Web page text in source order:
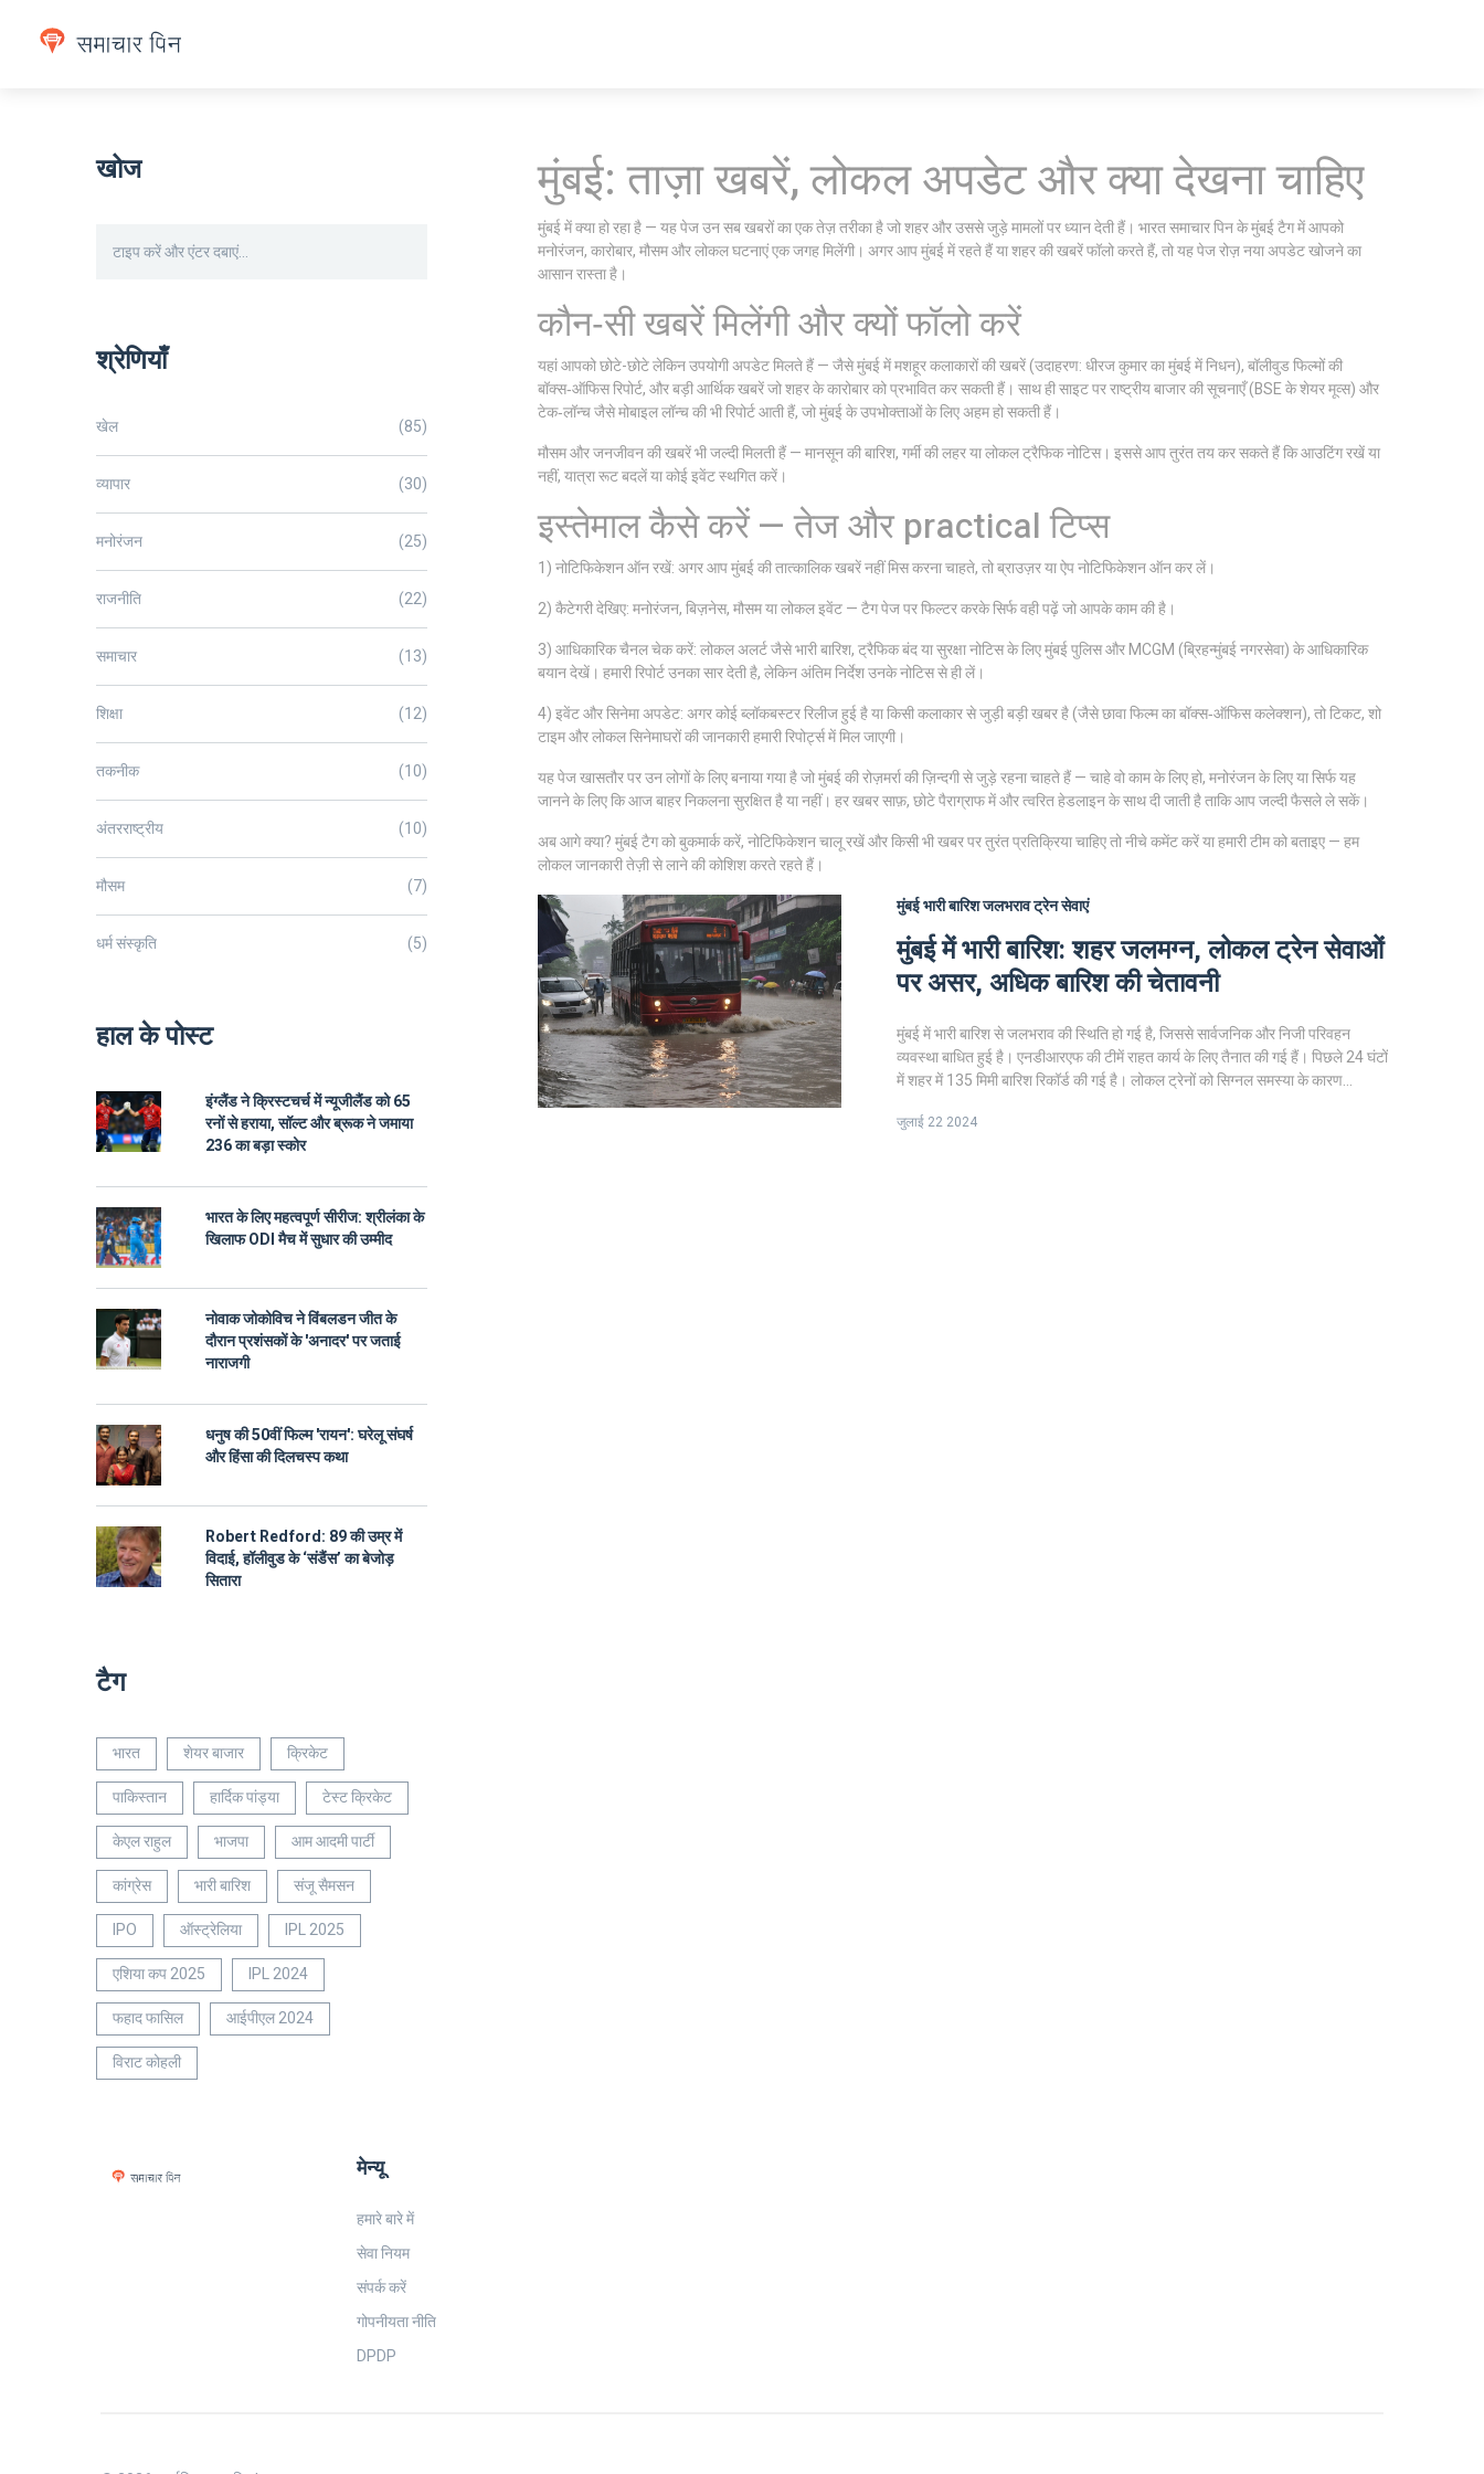
मुंबई: ताज़ा खबरें, लोकल अपडेट और क्या देखना चाहिए
मुंबई में क्या हो रहा है — यह पेज उन सब खबरों का एक तेज़ तरीका है जो शहर और उससे जुड़े मामलों पर ध्यान देती हैं। भारत समाचार पिन के मुंबई टैग में आपको
मनोरंजन, कारोबार, मौसम और लोकल घटनाएं एक जगह मिलेंगी। अगर आप मुंबई में रहते हैं या शहर की खबरें फॉलो करते हैं, तो यह पेज रोज़ नया अपडेट खोजने का
आसान रास्ता है।
कौन‑सी खबरें मिलेंगी और क्यों फॉलो करें
यहां आपको छोटे-छोटे लेकिन उपयोगी अपडेट मिलते हैं — जैसे मुंबई में मशहूर कलाकारों की खबरें (उदाहरण: धीरज कुमार का मुंबई में निधन), बॉलीवुड फिल्मों की
बॉक्स‑ऑफिस रिपोर्ट, और बड़ी आर्थिक खबरें जो शहर के कारोबार को प्रभावित कर सकती हैं। साथ ही साइट पर राष्ट्रीय बाजार की सूचनाएँ (BSE के शेयर मूव्स) और
टेक‑लॉन्च जैसे मोबाइल लॉन्च की भी रिपोर्ट आती हैं, जो मुंबई के उपभोक्ताओं के लिए अहम हो सकती हैं।
मौसम और जनजीवन की खबरें भी जल्दी मिलती हैं — मानसून की बारिश, गर्मी की लहर या लोकल ट्रैफिक नोटिस। इससे आप तुरंत तय कर सकते हैं कि आउटिंग रखें या
नहीं, यात्रा रूट बदलें या कोई इवेंट स्थगित करें।
इस्तेमाल कैसे करें — तेज और practical टिप्स
1) नोटिफिकेशन ऑन रखें: अगर आप मुंबई की तात्कालिक खबरें नहीं मिस करना चाहते, तो ब्राउज़र या ऐप नोटिफिकेशन ऑन कर लें।
2) कैटेगरी देखिए: मनोरंजन, बिज़नेस, मौसम या लोकल इवेंट — टैग पेज पर फिल्टर करके सिर्फ वही पढ़ें जो आपके काम की है।
3) आधिकारिक चैनल चेक करें: लोकल अलर्ट जैसे भारी बारिश, ट्रैफिक बंद या सुरक्षा नोटिस के लिए मुंबई पुलिस और MCGM (ब्रिहन्मुंबई नगरसेवा) के आधिकारिक
बयान देखें। हमारी रिपोर्ट उनका सार देती है, लेकिन अंतिम निर्देश उनके नोटिस से ही लें।
4) इवेंट और सिनेमा अपडेट: अगर कोई ब्लॉकबस्टर रिलीज हुई है या किसी कलाकार से जुड़ी बड़ी खबर है (जैसे छावा फिल्म का बॉक्स‑ऑफिस कलेक्शन), तो टिकट, शो
टाइम और लोकल सिनेमाघरों की जानकारी हमारी रिपोर्ट्स में मिल जाएगी।
यह पेज खासतौर पर उन लोगों के लिए बनाया गया है जो मुंबई की रोज़मर्रा की ज़िन्दगी से जुड़े रहना चाहते हैं — चाहे वो काम के लिए हो, मनोरंजन के लिए या सिर्फ यह
जानने के लिए कि आज बाहर निकलना सुरक्षित है या नहीं। हर खबर साफ़, छोटे पैराग्राफ में और त्वरित हेडलाइन के साथ दी जाती है ताकि आप जल्दी फैसले ले सकें।
अब आगे क्या? मुंबई टैग को बुकमार्क करें, नोटिफिकेशन चालू रखें और किसी भी खबर पर तुरंत प्रतिक्रिया चाहिए तो नीचे कमेंट करें या हमारी टीम को बताइए — हम
लोकल जानकारी तेज़ी से लाने की कोशिश करते रहते हैं।
मुंबईभारी बारिशजलभरावट्रेन सेवाएं
मुंबई में भारी बारिश: शहर जलमग्न, लोकल ट्रेन सेवाओं
पर असर, अधिक बारिश की चेतावनी
मुंबई में भारी बारिश से जलभराव की स्थिति हो गई है, जिससे सार्वजनिक और निजी परिवहन
व्यवस्था बाधित हुई है। एनडीआरएफ की टीमें राहत कार्य के लिए तैनात की गई हैं। पिछले 24 घंटों
में शहर में 135 मिमी बारिश रिकॉर्ड की गई है। लोकल ट्रेनों को सिग्नल समस्या के कारण
जुलाई 22 2024
खोज
श्रेणियाँ
खेल (85)
व्यापार (30)
मनोरंजन (25)
राजनीति (22)
समाचार (13)
शिक्षा (12)
तकनीक (10)
अंतरराष्ट्रीय (10)
मौसम (7)
धर्म संस्कृति (5)
हाल के पोस्ट
इंग्लैंड ने क्रिस्टचर्च में न्यूजीलैंड को 65
रनों से हराया, सॉल्ट और ब्रूक ने जमाया
236 का बड़ा स्कोर
भारत के लिए महत्वपूर्ण सीरीज: श्रीलंका के
खिलाफ ODI मैच में सुधार की उम्मीद
नोवाक जोकोविच ने विंबलडन जीत के
दौरान प्रशंसकों के 'अनादर' पर जताई
नाराजगी
धनुष की 50वीं फिल्म 'रायन': घरेलू संघर्ष
और हिंसा की दिलचस्प कथा
Robert Redford: 89 की उम्र में
विदाई, हॉलीवुड के ‘संडैंस’ का बेजोड़
सितारा
टैग
भारत शेयर बाजार
क्रिकेट
पाकिस्तान
हार्दिक पांड्या
टेस्ट क्रिकेट
केएल राहुल
भाजपा
आम आदमी पार्टी
कांग्रेस
भारी बारिश
संजू सैमसन
IPO
ऑस्ट्रेलिया
IPL 2025
एशिया कप 2025
IPL 2024
फहाद फासिल
आईपीएल 2024
विराट कोहली
मेन्यू
हमारे बारे में
सेवा नियम
संपर्क करें
गोपनीयता नीति
DPDP